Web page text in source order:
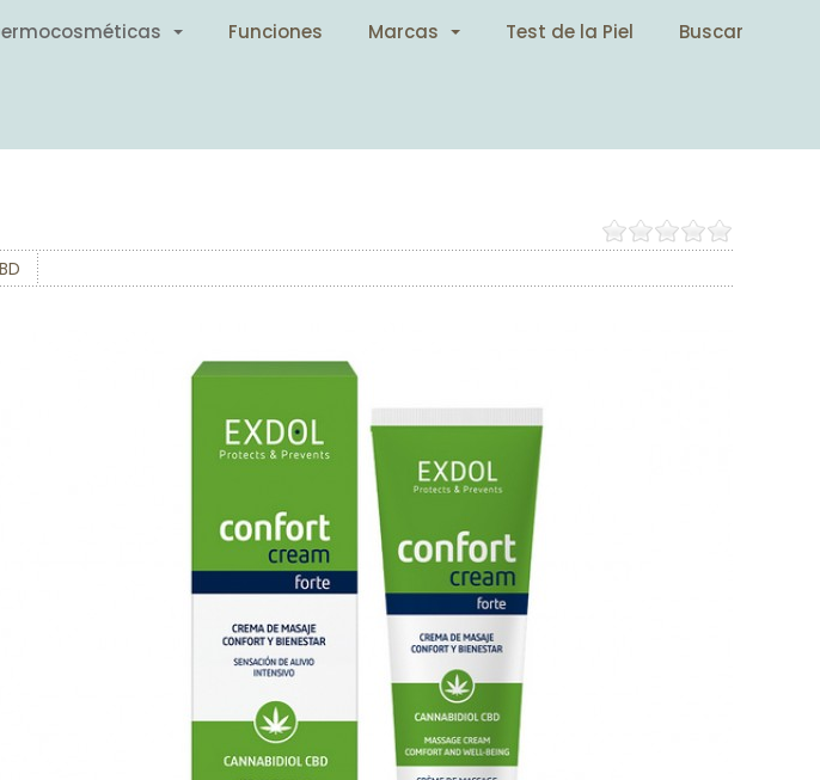
Funciones Marcas Test de la Piel
Buscar